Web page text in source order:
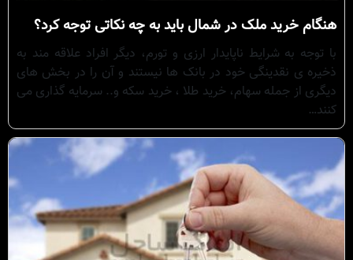
هنگام خرید ملک در شمال باید به چه نکاتی توجه کرد؟
با توجه به شرایط ناپایدار ارزی و تورم، دیگر افراد علاقه مند به
ذخیره ی نقدینگی خود در بانک ها نیستند و آن را در بخش های
دیگری از جمله سهام، خرید طلا ، خرید سکه و.. سرمایه گذاری می
کنند…